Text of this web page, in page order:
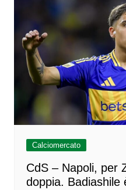
Calciomercato
CdS – Napoli, per
doppia. Badiashile